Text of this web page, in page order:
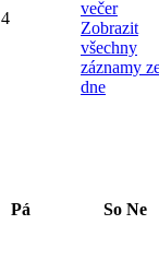
4
večer
Zobrazit
všechny
záznamy
dne
Pá So Ne